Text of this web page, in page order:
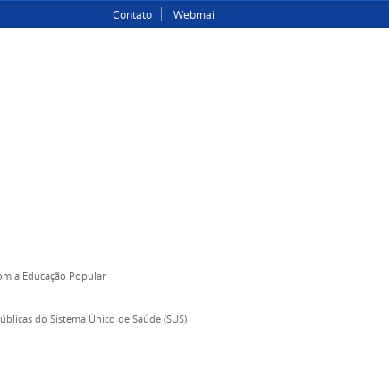
Contato Webmail
a Educação Popular
do Sistema Único de Saúde (SUS)